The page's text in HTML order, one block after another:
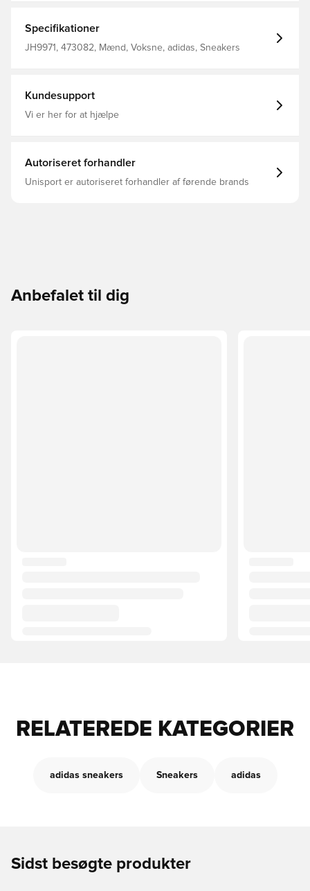
dem nemme at få af og på; Skridsikker tåkappe i gummi
For i jersey-stof 3-Stripes i imiteret læder Logo på
hælflikken i imiteret læder Vævet ydersål med
Specifikationer
JH9971, 473082, Mænd, Voksne, adidas, Sneakers
Kundesupport
Vi er her for at hjælpe
Autoriseret forhandler
Unisport er autoriseret forhandler af førende brands
Anbefalet til dig
RELATEREDE KATEGORIER
adidas sneakers Sneakers adidas
Sidst besøgte produkter